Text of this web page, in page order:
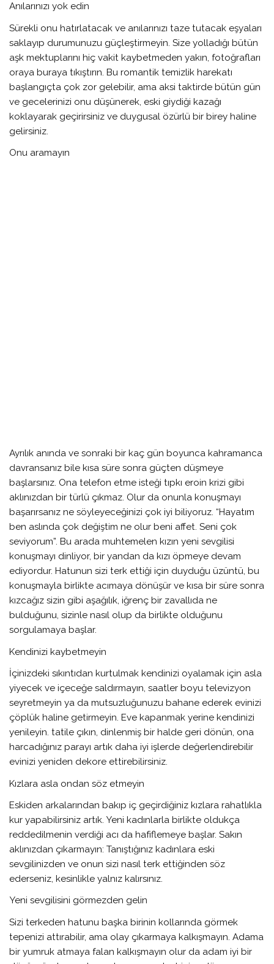
Anılarınızı yok edin
Sürekli onu hatırlatacak ve anılarınızı taze tutacak eşyaları
saklayıp durumunuzu güçleştirmeyin. Size yolladığı bütün
aşk mektuplarını hiç vakit kaybetmeden yakın, fotoğrafları
oraya buraya tıkıştırın. Bu romantik temizlik harekatı
başlangıçta çok zor gelebilir, ama aksi taktirde bütün gün
ve gecelerinizi onu düşünerek, eski giydiği kazağı
koklayarak geçirirsiniz ve duygusal özürlü bir birey haline
gelirsiniz.
Onu aramayın
Ayrılık anında ve sonraki bir kaç gün boyunca kahramanca
davransanız bile kısa süre sonra güçten düşmeye
başlarsınız. Ona telefon etme isteği tıpkı eroin krizi gibi
aklınızdan bir türlü çıkmaz. Olur da onunla konuşmayı
başarırsanız ne söyleyeceğinizi çok iyi biliyoruz. “Hayatım
ben aslında çok değiştim ne olur beni affet. Seni çok
seviyorum”. Bu arada muhtemelen kızın yeni sevgilisi
konuşmayı dinliyor, bir yandan da kızı öpmeye devam
ediyordur. Hatunun sizi terk ettiği için duyduğu üzüntü, bu
konuşmayla birlikte acımaya dönüşür ve kısa bir süre sonra
kızcağız sizin gibi aşağılık, iğrenç bir zavallıda ne
bulduğunu, sizinle nasıl olup da birlikte olduğunu
sorgulamaya başlar.
Kendinizi kaybetmeyin
İçinizdeki sıkıntıdan kurtulmak kendinizi oyalamak için asla
yiyecek ve içeceğe saldırmayın, saatler boyu televizyon
seyretmeyin ya da mutsuzluğunuzu bahane ederek evinizi
çöplük haline getirmeyin. Eve kapanmak yerine kendinizi
yenileyin. tatile çıkın, dinlenmiş bir halde geri dönün, ona
harcadığınız parayı artık daha iyi işlerde değerlendirebilir
evinizi yeniden dekore ettirebilirsiniz.
Kızlara asla ondan söz etmeyin
Eskiden arkalarından bakıp iç geçirdiğiniz kızlara rahatlıkla
kur yapabilirsiniz artık. Yeni kadınlarla birlikte oldukça
reddedilmenin verdiği acı da hafiflemeye başlar. Sakın
aklınızdan çıkarmayın: Tanıştığınız kadınlara eski
sevgilinizden ve onun sizi nasıl terk ettiğinden söz
ederseniz, kesinlikle yalnız kalırsınız.
Yeni sevgilisini görmezden gelin
Sizi terkeden hatunu başka birinin kollarında görmek
tepenizi attırabilir, ama olay çıkarmaya kalkışmayın. Adama
bir yumruk atmaya falan kalkışmayın olur da adam iyi bir